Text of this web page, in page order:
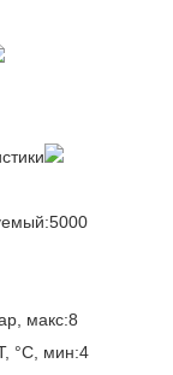
макс:8
°C, мин:4